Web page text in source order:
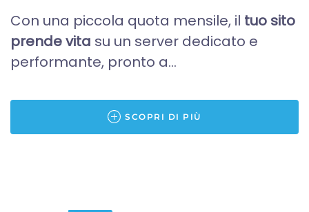
Con una piccola quota mensile, il tuo sito
prende vita su un server dedicato e
performante, pronto a...
SCOPRI DI PIÙ